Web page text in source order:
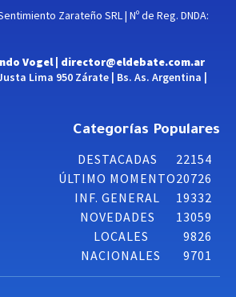
Zarateño SRL | Nº de Reg. DNDA:
Vogel | director@eldebate.com.ar
Lima 950 Zárate | Bs. As. Argentina |
Categorías Populares
DESTACADAS
22154
ÚLTIMO MOMENTO20726
INF. GENERAL
19332
NOVEDADES
13059
LOCALES
9826
NACIONALES
9701